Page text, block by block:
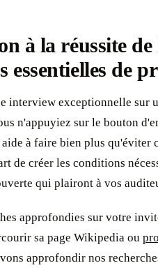
à la réussite
essentielles de
interview exceptionnelle sur
n'appuyiez sur le bouton
à faire bien plus qu'éviter
de créer les conditions
qui plairont à vos
approfondies sur votre
sa page Wikipedia ou
approfondir nos